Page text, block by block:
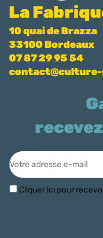
La
10 quai de Brazza
33100 Bordeaux
07 87 29 95 54
Cliquer ici pour